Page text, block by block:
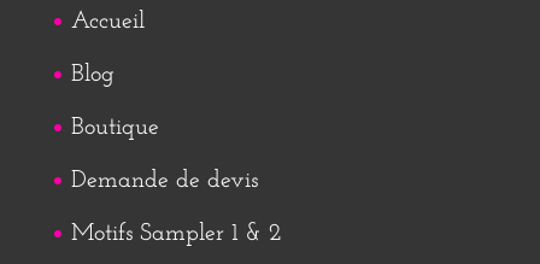
Accueil
Blog
Boutique
Demande de devis
Motifs Sampler 1 & 2